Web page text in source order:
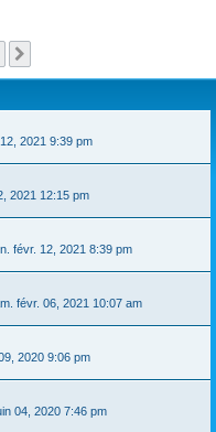
2021 9:39 pm
2021 12:15 pm
févr. 12, 2021 8:39 pm
févr. 06, 2021 10:07 am
2020 9:06 pm
04, 2020 7:46 pm